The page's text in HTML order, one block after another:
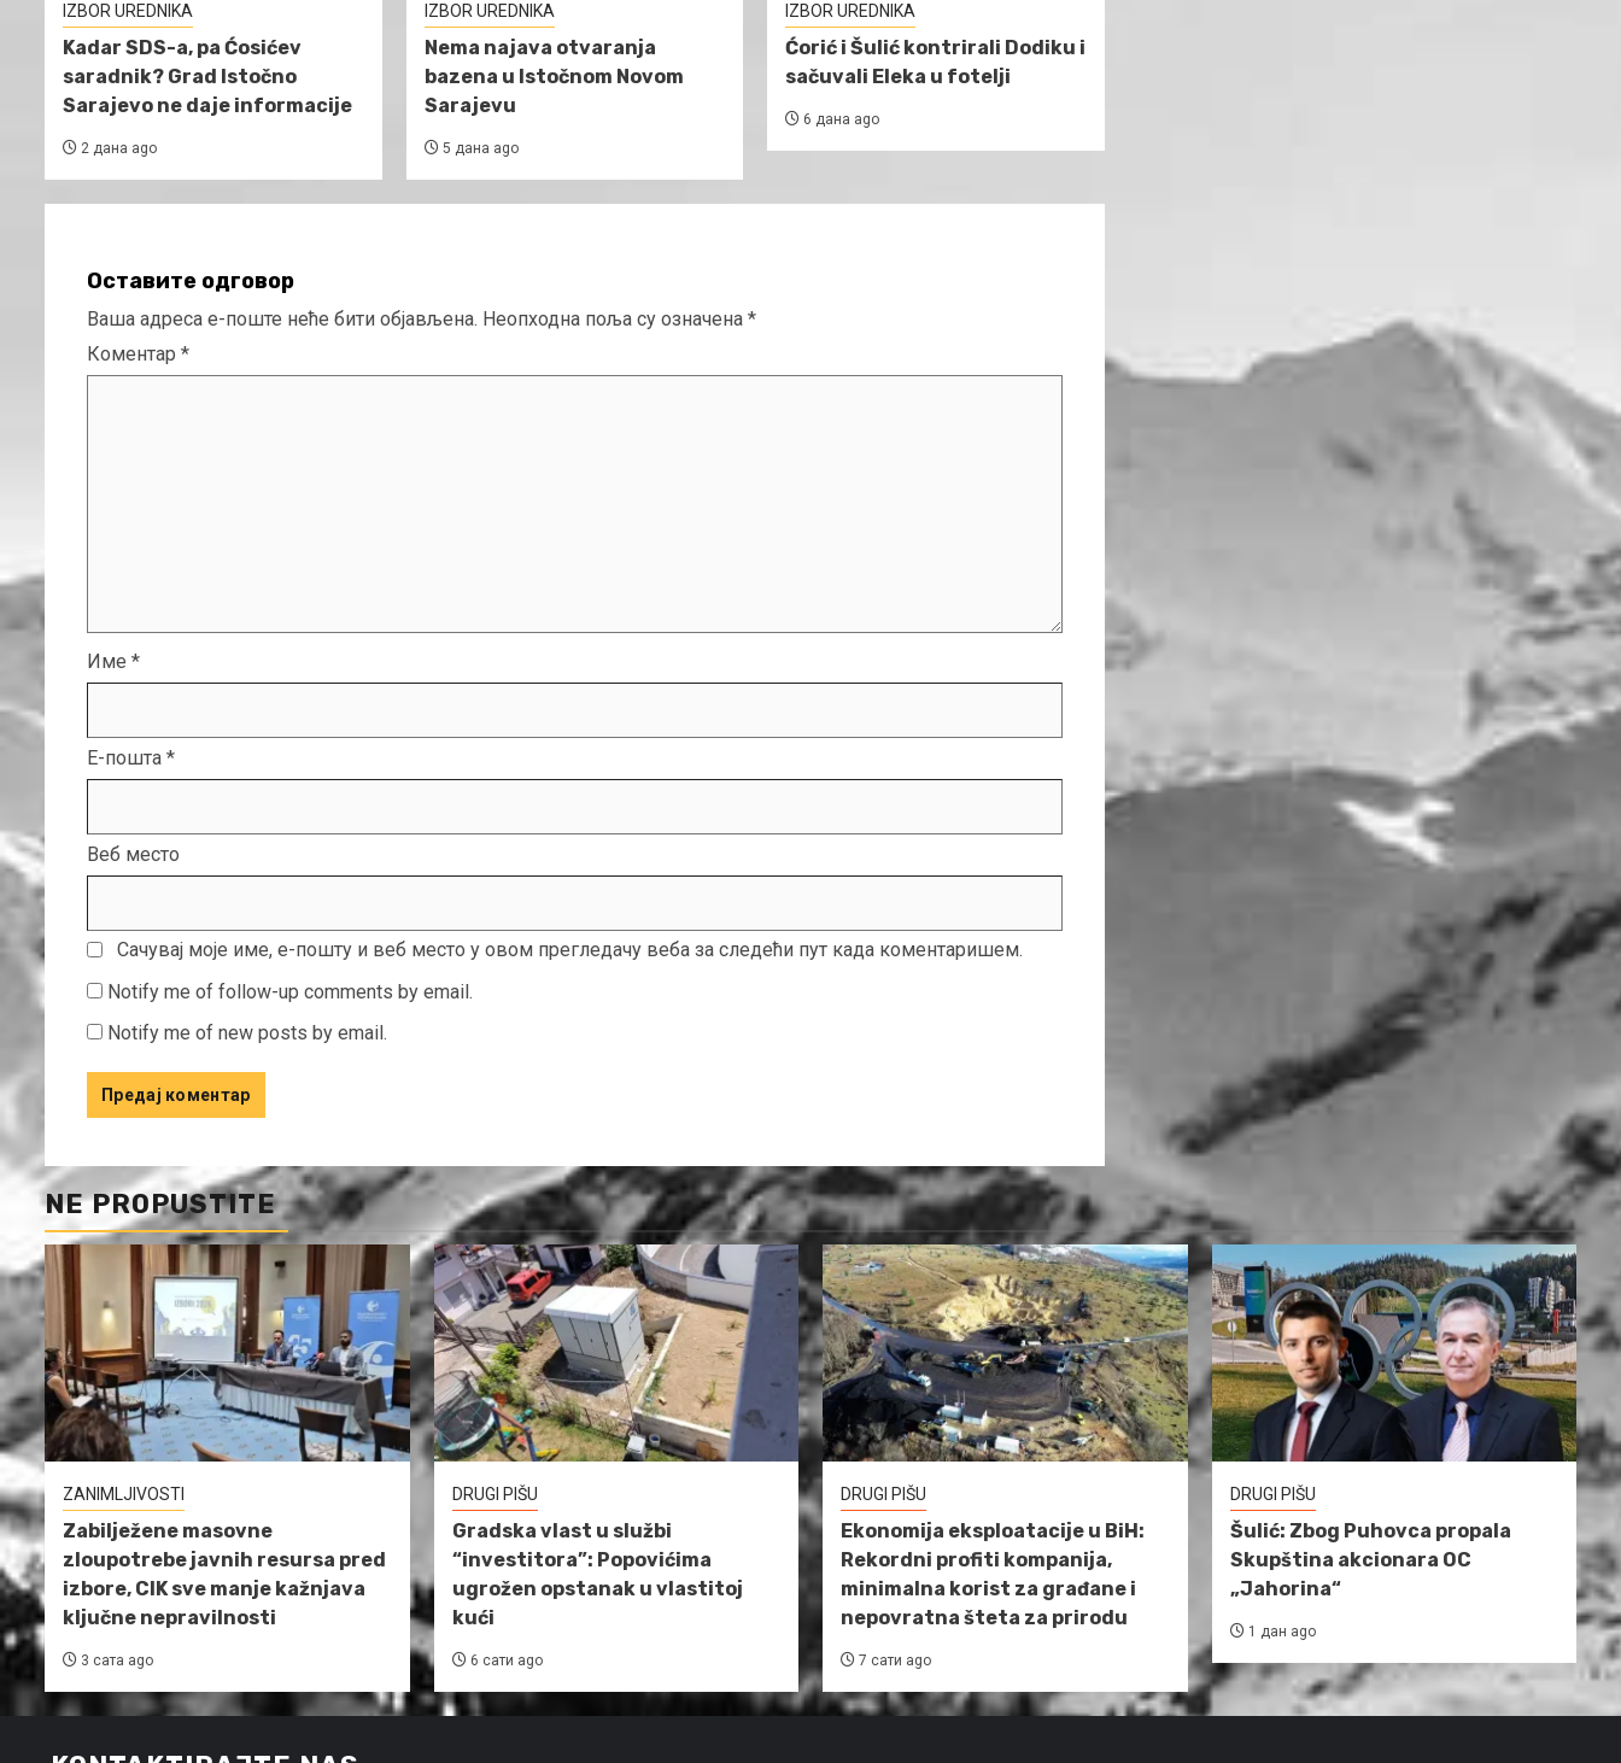
IZBOR UREDNIKA
Kadar SDS-a, pa Ćosićev
saradnik? Grad Istočno
Sarajevo ne daje informacije
2 дана ago
IZBOR UREDNIKA
Nema najava otvaranja
bazena u Istočnom Novom
Sarajevu
5 дана ago
IZBOR UREDNIKA
Ćorić i Šulić kontrirali Dodiku i
sačuvali Eleka u fotelji
6 дана ago
Оставите одговор
Ваша адреса е-поште неће бити објављена. Неопходна поља су означена *
Коментар *
Име *
Е-пошта *
Веб место
Сачувај моје име, е-пошту и веб место у овом прегледачу веба за следећи пут када коментаришем.
Notify me of follow-up comments by email.
Notify me of new posts by email.
NE PROPUSTITE
ZANIMLJIVOSTI
Zabilježene masovne
zloupotrebe javnih resursa pred
izbore, CIK sve manje kažnjava
ključne nepravilnosti
3 сата ago
DRUGI PIŠU
Gradska vlast u službi
“investitora”: Popovićima
ugrožen opstanak u vlastitoj
kući
6 сати ago
DRUGI PIŠU
Ekonomija eksploatacije u BiH:
Rekordni profiti kompanija,
minimalna korist za građane i
nepovratna šteta za prirodu
7 сати ago
DRUGI PIŠU
Šulić: Zbog Puhovca propala
Skupština akcionara OC
„Jahorina“
1 дан ago